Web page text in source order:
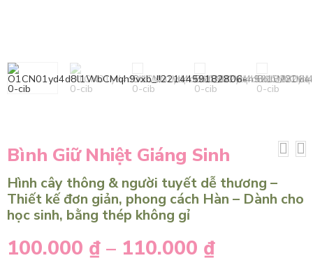
Bình Giữ Nhiệt Giáng Sinh
Hình cây thông & người tuyết dễ thương –
Thiết kế đơn giản, phong cách Hàn – Dành cho
học sinh, bằng thép không gỉ
100.000 ₫ – 110.000 ₫